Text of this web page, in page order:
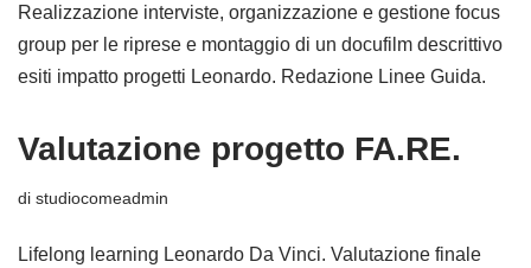
Realizzazione interviste, organizzazione e gestione focus
group per le riprese e montaggio di un docufilm descrittivo
esiti impatto progetti Leonardo. Redazione Linee Guida.
Valutazione progetto FA.RE.
di studiocomeadmin
Lifelong learning Leonardo Da Vinci. Valutazione finale